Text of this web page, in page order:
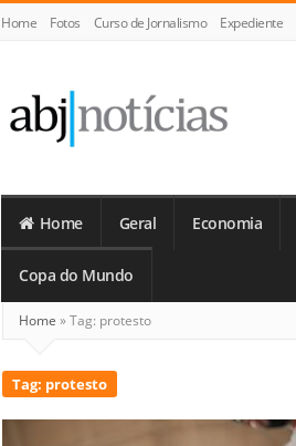
Home Fotos Curso de Jornalismo Expediente
Notícias
Home Geral Economia
Copa do Mundo
Home »Tag: protesto
Tag: protesto